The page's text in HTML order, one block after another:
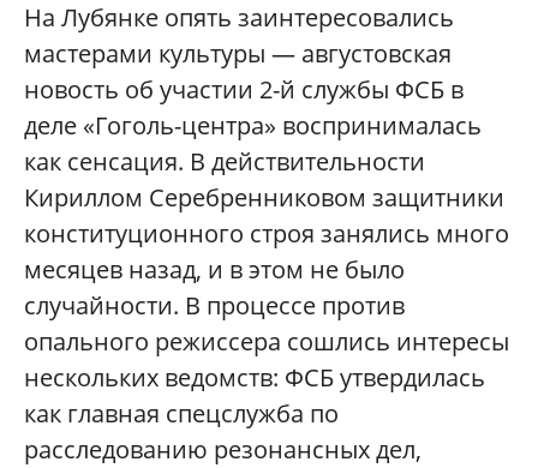
На Лубянке опять заинтересовались
мастерами культуры — августовская
новость об участии 2-й службы ФСБ в
деле «Гоголь-центра» воспринималась
как сенсация. В действительности
Кириллом Серебренниковом защитники
конституционного строя занялись много
месяцев назад, и в этом не было
случайности. В процессе против
опального режиссера сошлись интересы
нескольких ведомств: ФСБ утвердилась
как главная спецслужба по
расследованию резонансных дел,